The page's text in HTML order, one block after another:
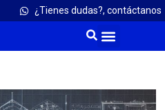
¿Tienes dudas?, contáctanos